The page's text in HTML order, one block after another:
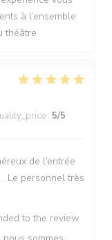
à l’ensemble
théâtre
: 5/5
de l’entrée
Le personnel très
to the review